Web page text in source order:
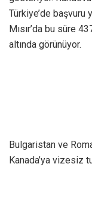
Türkiye’de başvuru
Mısır’da bu süre
altında görünüyor.
Bulgaristan ve
Kanada’ya vizesiz